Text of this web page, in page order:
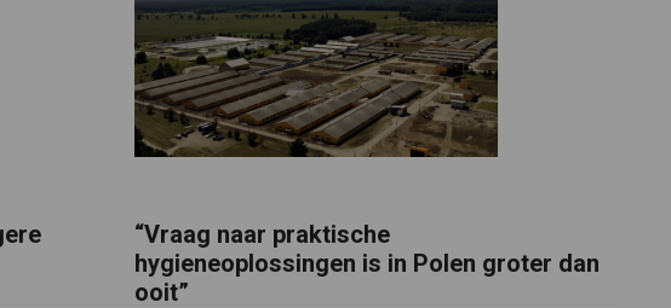
“Vraag naar praktische
hygieneoplossingen is in Polen groter dan
ooit”